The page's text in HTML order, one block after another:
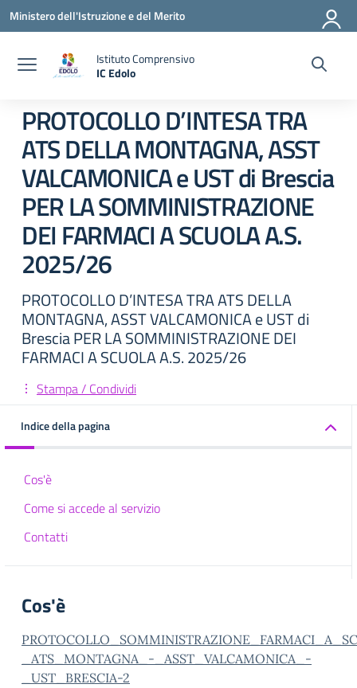
Vai ai contenuti
Vai al menu di navigazione
Vai al footer
Ministero dell'Istruzione e del Merito
Istituto Comprensivo
IC Edolo
PROTOCOLLO D’INTESA TRA
ATS DELLA MONTAGNA, ASST
VALCAMONICA e UST di Brescia
PER LA SOMMINISTRAZIONE
DEI FARMACI A SCUOLA A.S.
2025/26
PROTOCOLLO D’INTESA TRA ATS DELLA
MONTAGNA, ASST VALCAMONICA e UST di
Brescia PER LA SOMMINISTRAZIONE DEI
FARMACI A SCUOLA A.S. 2025/26
Stampa / Condividi
Indice della pagina
Cos'è
Come si accede al servizio
Contatti
Cos'è
_ATS_MONTAGNA_-_ASST_VALCAMONICA_-
_UST_BRESCIA-2